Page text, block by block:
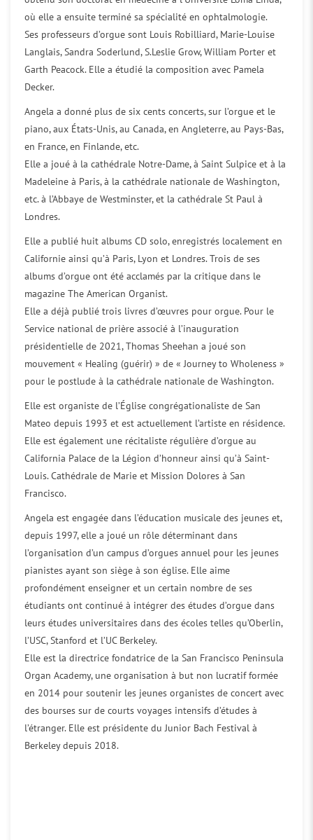
où elle a ensuite terminé sa spécialité en ophtalmologie.
Ses professeurs d’orgue sont Louis Robilliard, Marie-Louise
Langlais, Sandra Soderlund, S.Leslie Grow, William Porter et
Garth Peacock. Elle a étudié la composition avec Pamela
Decker.
Angela a donné plus de six cents concerts, sur l’orgue et le
piano, aux États-Unis, au Canada, en Angleterre, au Pays-Bas,
en France, en Finlande, etc.
Elle a joué à la cathédrale Notre-Dame, à Saint Sulpice et à la
Madeleine à Paris, à la cathédrale nationale de Washington,
etc. à l’Abbaye de Westminster, et la cathédrale St Paul à
Londres.
Elle a publié huit albums CD solo, enregistrés localement en
Californie ainsi qu’à Paris, Lyon et Londres. Trois de ses
albums d’orgue ont été acclamés par la critique dans le
magazine The American Organist.
Elle a déjà publié trois livres d’œuvres pour orgue. Pour le
Service national de prière associé à l’inauguration
présidentielle de 2021, Thomas Sheehan a joué son
mouvement « Healing (guérir) » de « Journey to Wholeness »
pour le postlude à la cathédrale nationale de Washington.
Elle est organiste de l’Église congrégationaliste de San
Mateo depuis 1993 et est actuellement l’artiste en résidence.
Elle est également une récitaliste régulière d’orgue au
California Palace de la Légion d’honneur ainsi qu’à Saint-
Louis. Cathédrale de Marie et Mission Dolores à San
Francisco.
Angela est engagée dans l’éducation musicale des jeunes et,
depuis 1997, elle a joué un rôle déterminant dans
l’organisation d’un campus d’orgues annuel pour les jeunes
pianistes ayant son siège à son église. Elle aime
profondément enseigner et un certain nombre de ses
étudiants ont continué à intégrer des études d’orgue dans
leurs études universitaires dans des écoles telles qu’Oberlin,
l’USC, Stanford et l’UC Berkeley.
Elle est la directrice fondatrice de la San Francisco Peninsula
Organ Academy, une organisation à but non lucratif formée
en 2014 pour soutenir les jeunes organistes de concert avec
des bourses sur de courts voyages intensifs d’études à
l’étranger. Elle est présidente du Junior Bach Festival à
Berkeley depuis 2018.